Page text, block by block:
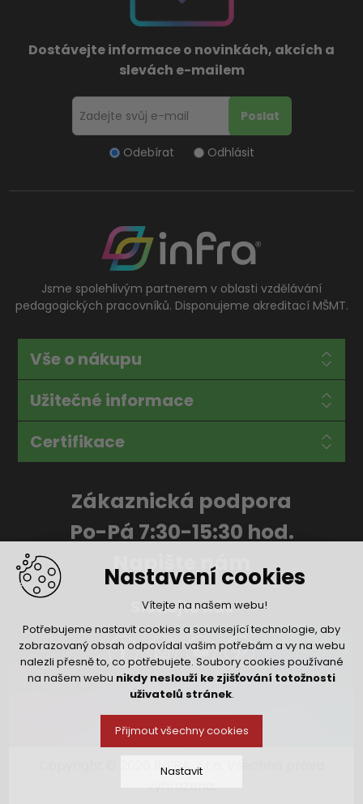
Dostávejte informace o novinkách, akcích a
slevách e-mailem
Odebírat Odhlásit
Jsme spolehlivým partnerem v oblasti vzdělávání
pedagogických pracovníků. Disponujeme akreditací MŠMT.
Vše o nákupu
Užitečné informace
Certifikace
Zákaznická podpora
Po-Pá 7:30-15:30 hod.
Napište nám
Sledujte nás
Copyright © 2026 INFRA, s.r.o. Všechna práva
vyhrazena.
Nastavení cookies
Vítejte na našem webu!
Potřebujeme nastavit cookies a související technologie, aby
zobrazovaný obsah odpovídal vašim potřebám a vy na webu
nalezli přesně to, co potřebujete. Soubory cookies používané
na našem webu nikdy neslouží ke zjišťování totožnosti
uživatelů stránek.
Přijmout všechny cookies
Nastavit